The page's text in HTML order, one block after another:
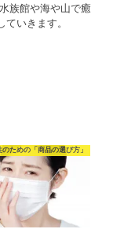
族館や海や山で癒
いきます。
のための「商品の選び方」